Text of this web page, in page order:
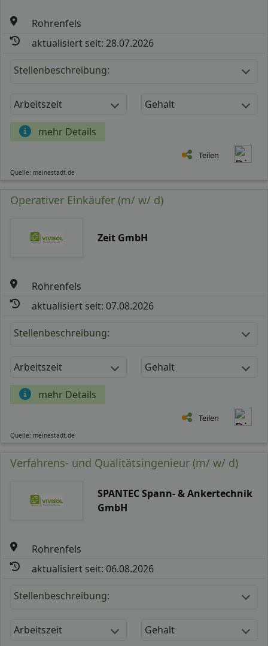
Rohrenfels
aktualisiert seit: 28.07.2026
Stellenbeschreibung:
Arbeitszeit Gehalt
mehr Details
Teilen
Quelle: meinestadt.de
Operativer Einkäufer (m/ w/ d)
Zeit GmbH
Rohrenfels
aktualisiert seit: 07.08.2026
Stellenbeschreibung:
Arbeitszeit Gehalt
mehr Details
Teilen
Quelle: meinestadt.de
Verfahrens- und Qualitätsingenieur (m/ w/ d)
SPANTEC Spann- & Ankertechnik
GmbH
Rohrenfels
aktualisiert seit: 06.08.2026
Stellenbeschreibung:
Arbeitszeit Gehalt